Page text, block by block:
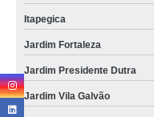
Itapegica
Jardim Fortaleza
Jardim Presidente Dutra
Jardim Vila Galvão